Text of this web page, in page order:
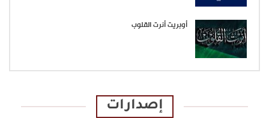
أوبريت أنرت القلوب
إصدارات